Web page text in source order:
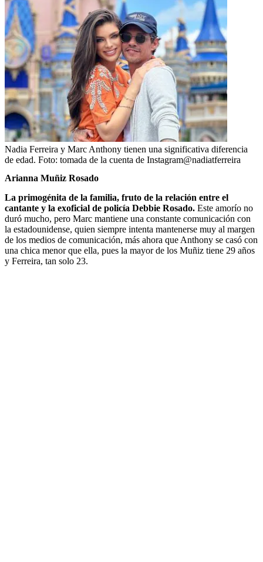
Nadia Ferreira y Marc Anthony tienen una significativa diferencia
de edad. Foto: tomada de la cuenta de Instagram@nadiatferreira
Arianna Muñiz Rosado
La primogénita de la familia, fruto de la relación entre el
cantante y la exoficial de policía Debbie Rosado. Este amorío no
duró mucho, pero Marc mantiene una constante comunicación con
la estadounidense, quien siempre intenta mantenerse muy al margen
de los medios de comunicación, más ahora que Anthony se casó con
una chica menor que ella, pues la mayor de los Muñiz tiene 29 años
y Ferreira, tan solo 23.